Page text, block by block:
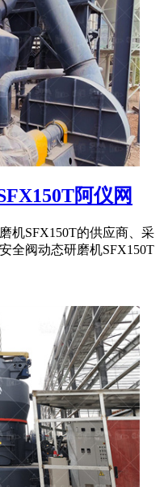
阿仪网
机SFX150T的供应商、采
全阀动态研磨机SFX150T